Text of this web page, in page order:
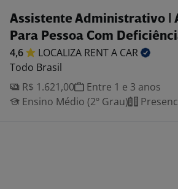
Assistente Administrativo |
Para Pessoa Com
4,6 LOCALIZA RENT A CAR
Todo Brasil
R$ 1.621,00
Entre 1 e 3 anos
Ensino Médio (2º Grau)